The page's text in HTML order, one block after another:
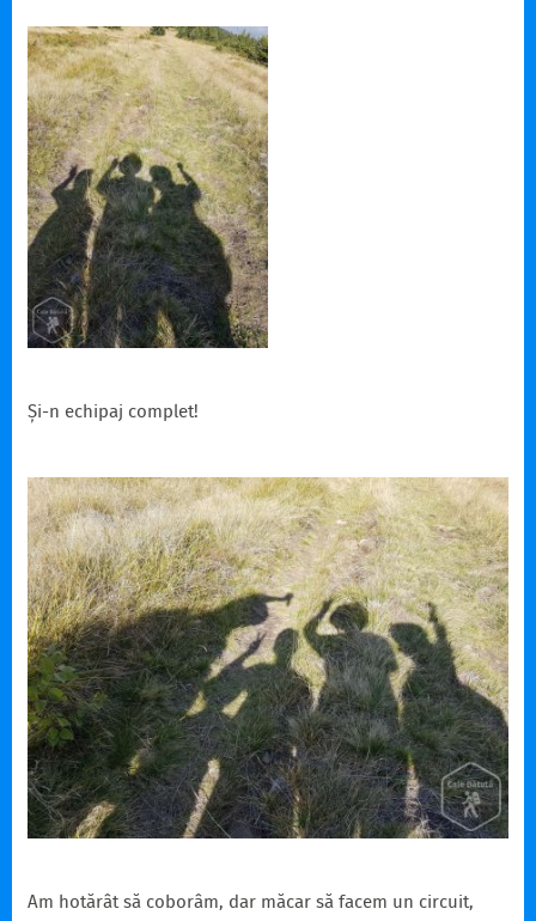
Și-n echipaj complet!
Am hotărât să coborâm, dar măcar să facem un circuit,